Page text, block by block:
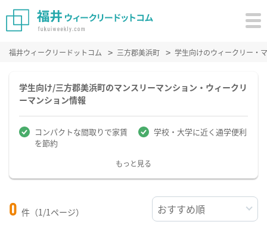
福井ウィークリードットコム 三方郡美浜町 学生向けのウィークリー・
学生向け/三方郡美浜町のマンスリーマンション・ウィークリ
ーマンション情報
コンパクトな間取りで家賃
を節約
学校・大学に近く通学便利
もっと見る
0 件（1/1ページ）